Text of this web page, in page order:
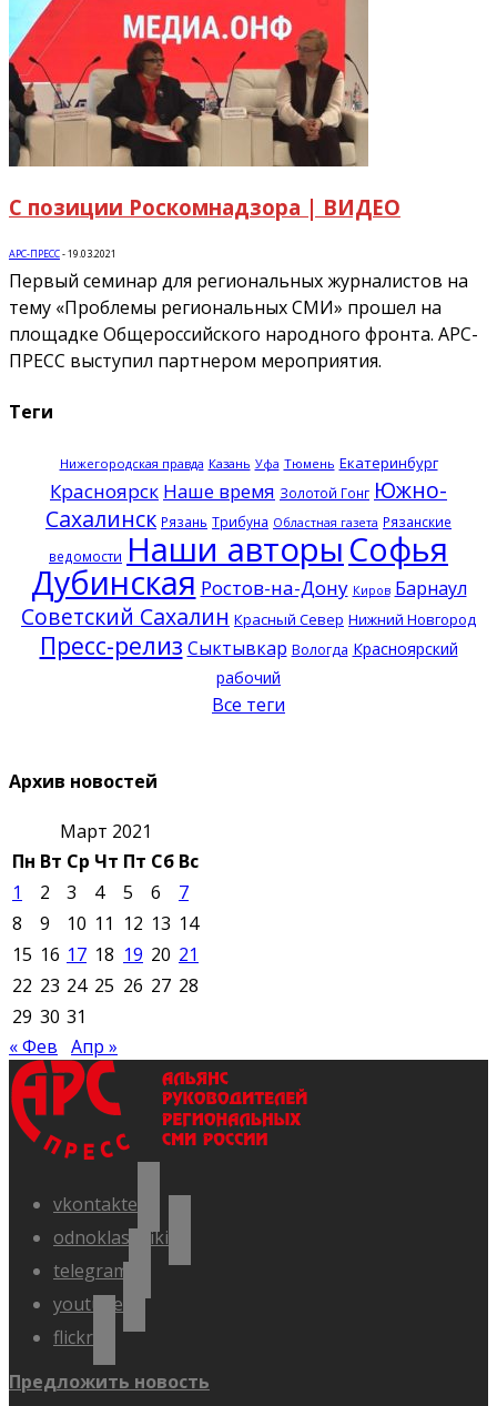
С позиции Роскомнадзора | ВИДЕО
АРС-ПРЕСС-19.03.2021
Первый семинар для региональных журналистов на
тему «Проблемы региональных СМИ» прошел на
площадке Общероссийского народного фронта. АРС-
ПРЕСС выступил партнером мероприятия.
Теги
Нижегородская правда Казань Уфа Тюмень Екатеринбург
Красноярск Наше время Золотой Гонг Южно-
Сахалинск Рязань Трибуна Областная газета Рязанские
ведомости Наши авторы Софья
Дубинская Ростов-на-Дону Киров Барнаул
Советский Сахалин Красный Север Нижний Новгород
Пресс-релиз Сыктывкар Вологда Красноярский
рабочий
Все теги
Архив новостей
Март 2021
Пн Вт Ср Чт Пт Сб Вс
1
2 3 4 5 6
7
8
9 10 11 12 13 14
15 16 17 18 19 20 21
22 23 24 25 26 27 28
29 30 31
« Фев Апр »
vkontakte
odnoklassniki
telegram
youtube
flickr
Предложить новость